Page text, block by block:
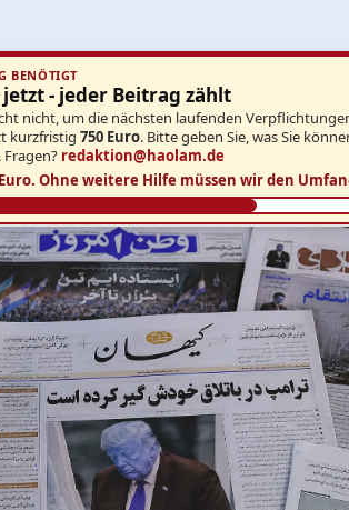
BENÖTIGT
- jeder Beitrag zählt
nicht, um die nächsten laufenden
kurzfristig 750 Euro. Bitte geben Sie, was Sie
redaktion@haolam.de
Ohne weitere Hilfe müssen wir den